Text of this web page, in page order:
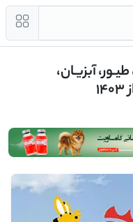
آبزیـان،